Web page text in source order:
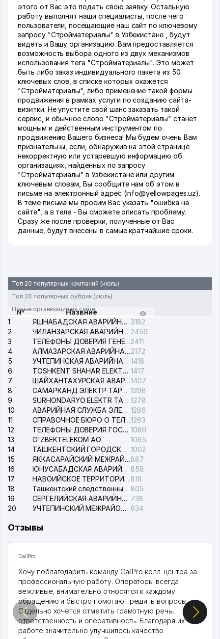
этого от Вас это подать свою заявку. Остальную
работу выполнят наши специалисты, после чего
пользователи, посещающие наш сайт по ключевому
запросу "Стройматериалы" в Узбекистане , будут
видеть и Вашу организацию. Вам предоставляется
возможность выбора одного из двух механизмов
использования тега "Стройматериалы". Это может
быть либо заказ индивидуального пакета из 50
ключевых слов, в списке которых окажется
"Стройматериалы", либо применение такой формы
продвижения в рамках услуги по созданию сайта-
визитки. Не упустите свой шанс заказать такой
сервис, и обычное слово "Стройматериалы" станет
мощным и действенным инструментом по
продвижению Вашего бизнеса! Мы будем очень Вам
признательны, если, обнаружив на этой странице
некорректную или устаревшую информацию об
организациях, найденных по запросу
"Стройматериалы" в Узбекистане или другим
ключевым словам, Вы сообщите нам об этом в
письме на электронный адрес (info@yellowpages.uz).
В теме письма мы просим Вас указать "ошибка на
сайте", а в теле - Вы сможете описать проблему.
Сразу же после проверки, полученные от Вас
данные, будут внесены в самые кратчайшие сроки.
Топ 20 популярных компаний (июль)
Топ 20 популярных рубрик (июль)
Новые организации на сайте
№
Назвние
1
ЯШНАБАДСКАЯ АВАРИЙНАЯ СЛУЖБА ЭЛЕКТРОСЕТИ 3182
2
ЧИЛАНЗАРСКАЯ АВАРИЙНАЯ СЛУЖБА ЭЛЕКТРОСЕТИ 2459
3
ТЕЛЕФОНЫ ДОВЕРИЯ ГЕНЕРАЛЬНОЙ ПРОКУРАТУРЫ РЕСПУБЛИКИ УЗБЕКИСТАН2411
4
АЛМАЗАРСКАЯ АВАРИЙНАЯ СЛУЖБА ЭЛЕКТРОСЕТИ2172
5
УЧТЕПИНСКАЯ АВАРИЙНАЯ СЛУЖБА ЭЛЕКТРОСЕТИ 1418
6
TOSHKENT SHAHAR ELEKTR TARMOQLARI KORXONASI АО 1417
7
ШАЙХАНТАХУРСКАЯ АВАРИЙНАЯ СЛУЖБА ЭЛЕКТРОСЕТИ1407
8
САМАРКАНД ЭЛЕКТР ТАРМОКЛАРИ АО 1398
9
SURHONDARYO ELEKTR TARMOKLARI АО 1378
10
АВАРИЙНАЯ СЛУЖБА ЭЛЕКТРОСЕТИ ТАШКЕНТСКОГО РАЙОНА 1286
11
СПРАВОЧНОЕ БЮРО О ТЕЛЕФОНАХ ОРГАНИЗАЦИЙ г. ТАШКЕНТА1263
12
ТЕЛЕФОНЫ ДОВЕРИЯ ГОСУДАРСТВЕННОГО ЦЕНТРА ТЕСТИРОВАНИЯ 1080
13
O'ZBEKTELEKOM АО
1065
14
ТАШКЕНТСКИЙ ГОРОДСКОЙ СУД ПО ГРАЖДАНСКИМ ДЕЛАМ 1002
15
ЯККАСАРАЙСКИЙ МЕЖРАЙОННЫЙ СУД ПО ГРАЖДАНСКИМ ДЕЛАМ887
16
ЮНУСАБАДСКАЯ АВАРИЙНАЯ СЛУЖБА ЭЛЕКТРОСЕТИ 858
17
НАВОИЙСКОЕ ТЕРРИТОРИАЛЬНОЕ ПРЕДПРИЯТИЕ ЭЛЕКТРОСЕТИ АО 818
18
Ташкентский следственный изолятор 805
19
СЕРГЕЛИЙСКАЯ АВАРИЙНАЯ СЛУЖБА ЭЛЕКТРОСЕТИ 738
20
УЧТЕПИНСКИЙ МЕЖРАЙОННЫЙ СУД ПО ГРАЖДАНСКИМ ДЕЛАМ 634
Отзывы
CallPro
Хочу поблагодарить команду CallPro колл-центра за
профессиональную работу. Операторы всегда
вежливые, внимательно относятся к каждому
обращению и быстро помогают решить вопросы.
Отдельно хочется отметить грамотную речь,
ответственность и оперативность. Благодаря их
работе значительно улучшилось качество